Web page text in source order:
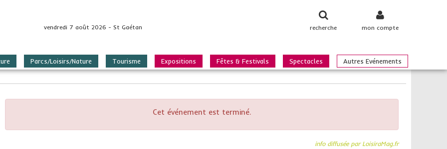
mon compte
recherche
vendredi 7 août 2026 - St Gaétan
Parcs/Loisirs/Nature Tourisme Expositions Fêtes & Festivals Spectacles Autres Evénements
Cet événement est terminé.
info diffusée par LoisiraMag.fr